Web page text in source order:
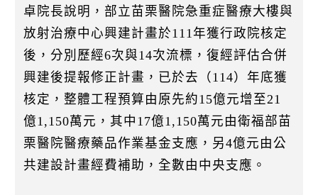
卓院長說明，部立苗栗醫院急重症醫療大樓與
放射治療中心興建計畫於111年獲行政院核定
後，分別歷經6次與14次流標，復經評估合併
興建後提報修正計畫，已於去（114）年底獲
核定，整體工程預算由原先約15億元增至21
億1,150萬元，其中17億1,150萬元由衛福部苗
栗醫院醫療藥品作業基金支應，另4億元由公
共建設計畫經費補助，全數由中央支應。